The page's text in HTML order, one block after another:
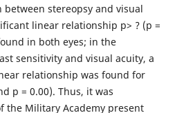
stereopsy and visual
linear relationship p> ? (p =
in both eyes; in the
sensitivity and visual acuity, a
relationship was found for
p = 0.00). Thus, it was
the Military Academy present